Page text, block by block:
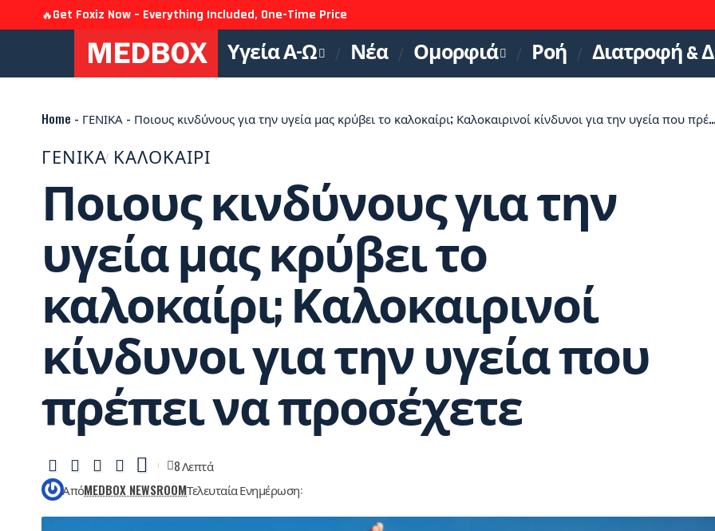
🔥Get Foxiz Now – Everything Included, One-Time Price
Υγεία Α-Ω Νέα Ομορφιά Ροή Διατροφή &
Home - ΓΕΝΙΚΑ - Ποιους κινδύνους για την υγεία μας κρύβει το καλοκαίρι; Καλοκαιρινοί κίνδυνοι για την υγεία που πρέπει να προσέχετε
ΓΕΝΙΚΑ ΚΑΛΟΚΑΙΡΙ
Ποιους κινδύνους για την
υγεία μας κρύβει το
καλοκαίρι; Καλοκαιρινοί
κίνδυνοι για την υγεία που
πρέπει να προσέχετε
ΑπόMEDBOX NEWSROOMΤελευταία Ενημέρωση:
8 Λεπτά